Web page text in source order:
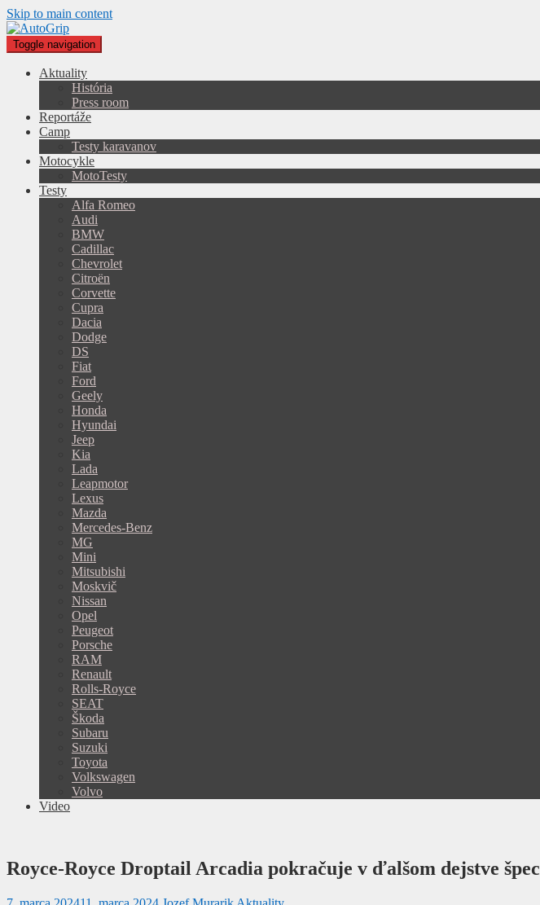
Skip to main content
Toggle navigation
Aktuality
História
Press room
Reportáže
Camp
Testy karavanov
Motocykle
MotoTesty
Testy
Alfa Romeo
Audi
BMW
Cadillac
Chevrolet
Citroën
Corvette
Cupra
Dacia
Dodge
DS
Fiat
Ford
Geely
Honda
Hyundai
Jeep
Kia
Lada
Leapmotor
Lexus
Mazda
Mercedes-Benz
MG
Mini
Mitsubishi
Moskvič
Nissan
Opel
Peugeot
Porsche
RAM
Renault
Rolls-Royce
SEAT
Škoda
Subaru
Suzuki
Toyota
Volkswagen
Volvo
Video
Royce-Royce Droptail Arcadia pokračuje v ďalšom dejstve